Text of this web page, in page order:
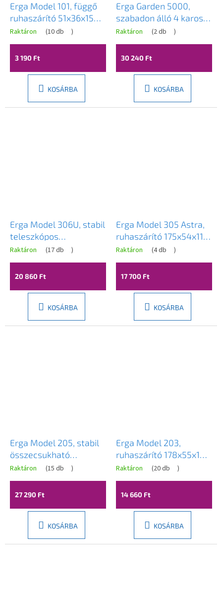
Erga Model 101, függő
ruhaszárító 51x36x15
cm, fehér, ERG-SEP-
10SUSZAWSE101
Raktáron (10 db )
3 190 Ft
KOSÁRBA
Erga Garden 5000,
szabadon álló 4 karos
kerti ruhaszárító
200x200x195 cm,
ezüst-piros, ERG-SEP-
Raktáron (2 db )
30 240 Ft
KOSÁRBA
Erga Model 306U, stabil
teleszkópos
ruhaszárító 202x55x92
cm, fehér-zöld, ERG-
SEP-10SUSSTOPROFE
Raktáron (17 db )
20 860 Ft
KOSÁRBA
Erga Model 305 Astra,
ruhaszárító 175x54x110
cm, fehér-szürke, ERG-
SEP-10SUSSTOMO305
Raktáron (4 db )
17 700 Ft
KOSÁRBA
Erga Model 205, stabil
összecsukható
ruhaszárító 170x61x97
cm, fehér-szürke, ERG-
SEP-10SUSSTOVIS17
Raktáron (15 db )
27 290 Ft
KOSÁRBA
Erga Model 203,
ruhaszárító 178x55x106
cm, fekete, ERG-SEP-
10SUSST203BLA
Raktáron (20 db )
14 660 Ft
KOSÁRBA